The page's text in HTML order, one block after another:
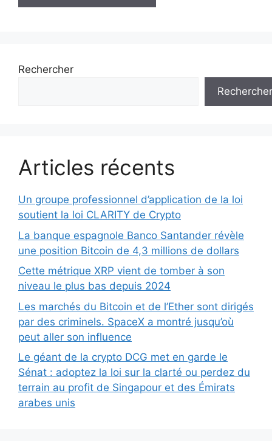
Rechercher
Rechercher
Articles récents
Un groupe professionnel d’application de la loi
soutient la loi CLARITY de Crypto
La banque espagnole Banco Santander révèle
une position Bitcoin de 4,3 millions de dollars
Cette métrique XRP vient de tomber à son
niveau le plus bas depuis 2024
Les marchés du Bitcoin et de l’Ether sont dirigés
par des criminels. SpaceX a montré jusqu’où
peut aller son influence
Le géant de la crypto DCG met en garde le
Sénat : adoptez la loi sur la clarté ou perdez du
terrain au profit de Singapour et des Émirats
arabes unis